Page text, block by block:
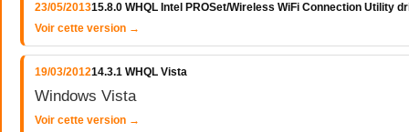
23/05/201315.8.0 WHQL Intel PROSet/Wireless WiFi Connection Utility
Voir cette version →
19/03/201214.3.1 WHQL Vista
Windows Vista
Voir cette version →